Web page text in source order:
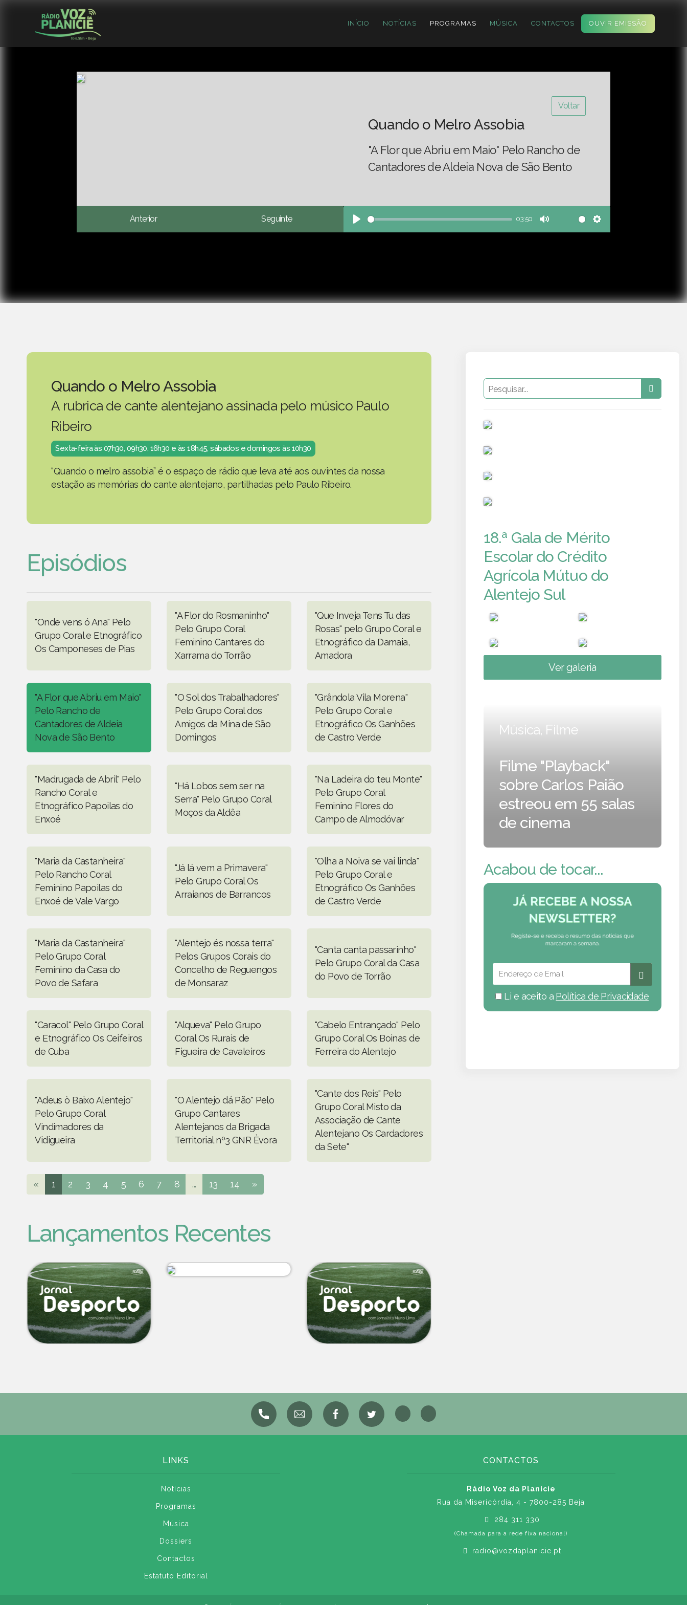
INÍCIO NOTÍCIAS PROGRAMAS MÚSICA CONTACTOS OUVIR EMISSÃO
Voltar
Quando o Melro Assobia
"A Flor que Abriu em Maio" Pelo Rancho de
Cantadores de Aldeia Nova de São Bento
Anterior Seguinte
Play
03:50
Mute Settings
Quando o Melro Assobia
A rubrica de cante alentejano assinada pelo músico Paulo
Ribeiro
Sexta-feira às 07h30, 09h30, 16h30 e às 18h45, sábados e domingos às 10h30
“Quando o melro assobia” é o espaço de rádio que leva até aos ouvintes da nossa
estação as memórias do cante alentejano, partilhadas pelo Paulo Ribeiro.
Episódios
"Onde vens ó Ana" Pelo
Grupo Coral e Etnográfico
Os Camponeses de Pias
"A Flor do Rosmaninho"
Pelo Grupo Coral
Feminino Cantares do
Xarrama do Torrão
"Que Inveja Tens Tu das
Rosas" pelo Grupo Coral e
Etnográfico da Damaia,
Amadora
"A Flor que Abriu em Maio"
Pelo Rancho de
Cantadores de Aldeia
Nova de São Bento
"O Sol dos Trabalhadores"
Pelo Grupo Coral dos
Amigos da Mina de São
Domingos
"Grândola Vila Morena"
Pelo Grupo Coral e
Etnográfico Os Ganhões
de Castro Verde
"Madrugada de Abril" Pelo
Rancho Coral e
Etnográfico Papoilas do
Enxoé
"Há Lobos sem ser na
Serra" Pelo Grupo Coral
Moços da Aldêa
"Na Ladeira do teu Monte"
Pelo Grupo Coral
Feminino Flores do
Campo de Almodóvar
"Maria da Castanheira"
Pelo Rancho Coral
Feminino Papoilas do
Enxoé de Vale Vargo
"Já lá vem a Primavera"
Pelo Grupo Coral Os
Arraianos de Barrancos
"Olha a Noiva se vai linda"
Pelo Grupo Coral e
Etnográfico Os Ganhões
de Castro Verde
"Maria da Castanheira"
Pelo Grupo Coral
Feminino da Casa do
Povo de Safara
"Alentejo és nossa terra"
Pelos Grupos Corais do
Concelho de Reguengos
de Monsaraz
"Canta canta passarinho"
Pelo Grupo Coral da Casa
do Povo de Torrão
"Caracol" Pelo Grupo Coral
e Etnográfico Os Ceifeiros
de Cuba
"Alqueva" Pelo Grupo
Coral Os Rurais de
Figueira de Cavaleiros
"Cabelo Entrançado" Pelo
Grupo Coral Os Boinas de
Ferreira do Alentejo
"Adeus ò Baixo Alentejo"
Pelo Grupo Coral
Vindimadores da
Vidigueira
"O Alentejo dá Pão" Pelo
Grupo Cantares
Alentejanos da Brigada
Territorial nº3 GNR Èvora
"Cante dos Reis" Pelo
Grupo Coral Misto da
Associação de Cante
Alentejano Os Cardadores
da Sete"
« 1 2 3 4 5 6 7 8 ... 13 14 »
Lançamentos Recentes
18.ª Gala de Mérito
Escolar do Crédito
Agrícola Mútuo do
Alentejo Sul
Ver galeria
Música, Filme
Filme "Playback"
sobre Carlos Paião
estreou em 55 salas
de cinema
Acabou de tocar...
Li e aceito a Política de Privacidade
LINKS
Notícias
Programas
Música
Dossiers
Contactos
Estatuto Editorial
CONTACTOS
Rádio Voz da Planície
Rua da Misericórdia, 4 - 7800-285 Beja
284 311 330
(Chamada para a rede fixa nacional)
radio@vozdaplanicie.pt